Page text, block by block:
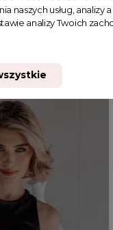
czarny
naszych usług, analizy a
analizy Twoich